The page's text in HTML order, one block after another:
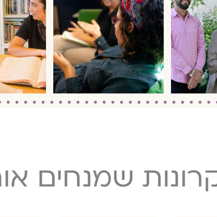
שמנחים